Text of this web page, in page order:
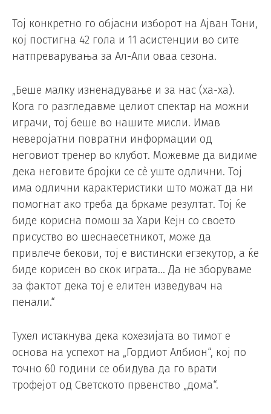
Тој конкретно го објасни изборот на Ајван Тони,
кој постигна 42 гола и 11 асистенции во сите
натпреварувања за Ал-Али оваа сезона.
„Беше малку изненадување и за нас (ха-ха).
Кога го разгледавме целиот спектар на можни
играчи, тој беше во нашите мисли. Имав
неверојатни повратни информации од
неговиот тренер во клубот. Можевме да видиме
дека неговите бројки се сè уште одлични. Тој
има одлични карактеристики што можат да ни
помогнат ако треба да бркаме резултат. Тој ќе
биде корисна помош за Хари Кејн со своето
присуство во шеснаесетникот, може да
привлече бекови, тој е вистински егзекутор, а ќе
биде корисен во скок играта… Да не зборуваме
за фактот дека тој е елитен изведувач на
пенали.“
Тухел истакнува дека кохезијата во тимот е
основа на успехот на „Гордиот Албион“, кој по
точно 60 години се обидува да го врати
трофејот од Светското првенство „дома“.